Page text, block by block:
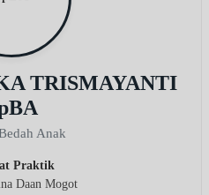
TRISMAYANTI
Anak
Praktik
Daan Mogot